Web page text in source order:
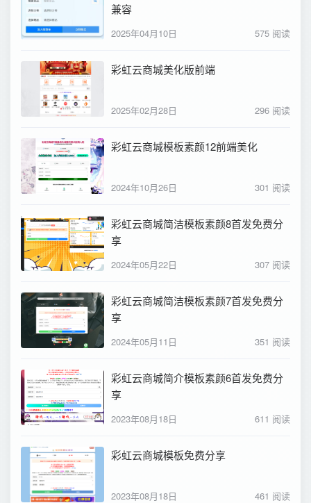
兼容
2025年04月10日 575 阅读
彩虹云商城美化版前端
2025年02月28日 296 阅读
彩虹云商城模板素颜12前端美化
2024年10月26日 301 阅读
彩虹云商城简洁模板素颜8首发免费分
享
2024年05月22日 307 阅读
彩虹云商城简洁模板素颜7首发免费分
享
2024年05月11日 351 阅读
彩虹云商城简介模板素颜6首发免费分
享
2023年08月18日 611 阅读
彩虹云商城模板免费分享
2023年08月18日 461 阅读